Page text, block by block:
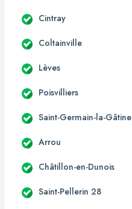
Cintray
Coltainville
Lèves
Poisvilliers
Saint-Germain-la-Gâtine
Arrou
Châtillon-en-Dunois
Saint-Pellerin 28